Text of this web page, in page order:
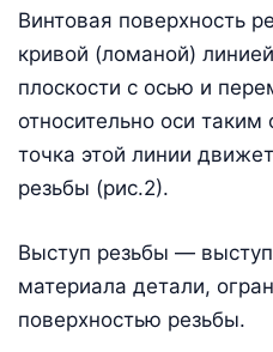
Винтовая поверхность
кривой (ломаной)
плоскости с осью и
относительно оси
точка этой линии
резьбы (рис.2).
Выступ резьбы —
материала детали,
поверхностью резьбы.